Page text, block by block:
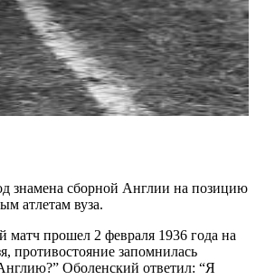
знамена сборной Англии на позицию
атлетам вуза.
прошел 2 февраля 1936 года на
противостояние запомнилась
Оболенский ответил: “Я